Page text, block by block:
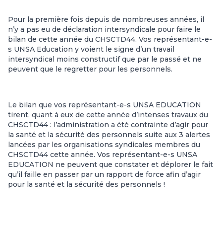
Pour la première fois depuis de nombreuses années, il
n’y a pas eu de déclaration intersyndicale pour faire le
bilan de cette année du CHSCTD44. Vos représentant-e-
s UNSA Education y voient le signe d’un travail
intersyndical moins constructif que par le passé et ne
peuvent que le regretter pour les personnels.
Le bilan que vos représentant-e-s UNSA EDUCATION
tirent, quant à eux de cette année d’intenses travaux du
CHSCTD44 : l’administration a été contrainte d’agir pour
la santé et la sécurité des personnels suite aux 3 alertes
lancées par les organisations syndicales membres du
CHSCTD44 cette année. Vos représentant-e-s UNSA
EDUCATION ne peuvent que constater et déplorer le fait
qu’il faille en passer par un rapport de force afin d’agir
pour la santé et la sécurité des personnels !